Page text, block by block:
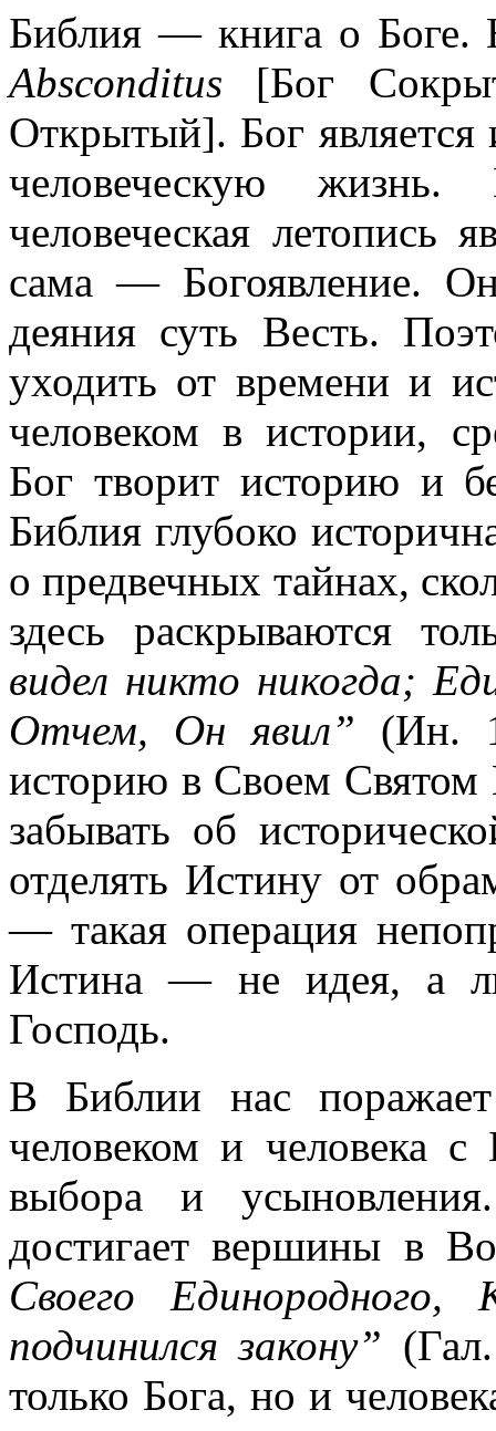
Библия — книга о
Absconditus [Бог
Открытый]. Бог является
человеческую
человеческая
сама — Богоявление.
деяния суть Весть.
уходить от времени и
человеком в истории,
Бог творит историю и
Библия глубоко
о предвечных тайнах,
здесь раскрываются
видел никто никогда;
Отчем, Он явил” (Ин.
историю в Своем Святом
забывать об
отделять Истину от
— такая операция
Истина — не идея, а
Господь.
В Библии нас
человеком и человека
выбора и
достигает вершины в
Своего
подчинился закону”
только Бога, но и